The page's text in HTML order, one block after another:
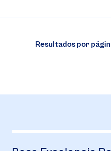
Resultados por